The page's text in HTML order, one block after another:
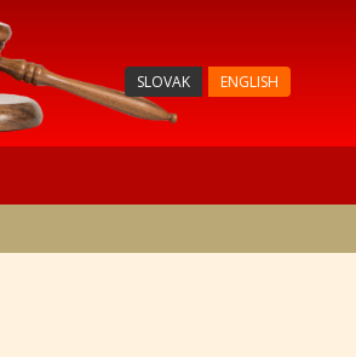
SLOVAK ENGLISH